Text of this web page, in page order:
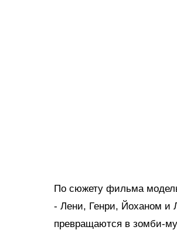
По сюжету фильма
- Лени, Генри, Йоханом и
превращаются в зомби-